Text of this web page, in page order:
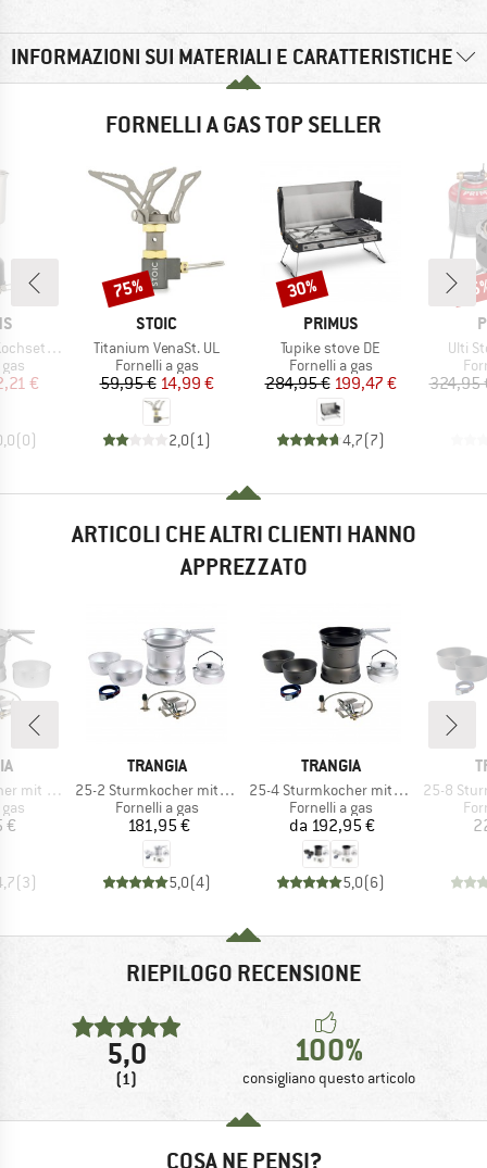
INFORMAZIONI SUI MATERIALI E CARATTERISTICHE
FORNELLI A GAS TOP SELLER
UL
ridotto
€
(0)
MARCHIO
STOIC
Articolo
Titanium VenaSt. UL
Gruppo di prodotti
Fornelli a gas
Prezzo
59,95 €Prezzo ridotto
14,99 €
2,0(1 )
Sconto
75%
MARCHIO
PRIMUS
Articolo
Tupike stove DE
Gruppo di prodotti
Fornelli a gas
Prezzo
284,95 €Prezzo ridotto
199,47 €
4,7(7)
Sconto
30%
Ulti
324,95
ARTICOLI CHE ALTRI CLIENTI HANNO
APPREZZATO
€
(3)
MARCHIO
TRANGIA
Articolo
25-2 Sturmkocher mit Primus Gasbrenner
Gruppo di prodotti
Fornelli a gas
Prezzo
181,95 €
5,0(4)
MARCHIO
TRANGIA
Articolo
25-4 Sturmkocher mit Primus Gasbrenner
Gruppo di prodotti
Fornelli a gas
Prezzo
da 192,95 €
5,0(6)
Articolo
25-8
RIEPILOGO RECENSIONE
5,0
(1)
100%
consigliano questo articolo
COSA NE PENSI?